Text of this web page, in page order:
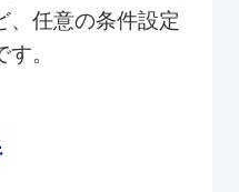
、任意の条件設定
。